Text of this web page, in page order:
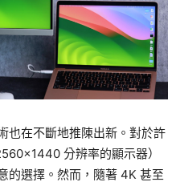
也在不斷地推陳出新。對於許
分辨率的顯示器）
的選擇。然而，隨著 4K 甚至